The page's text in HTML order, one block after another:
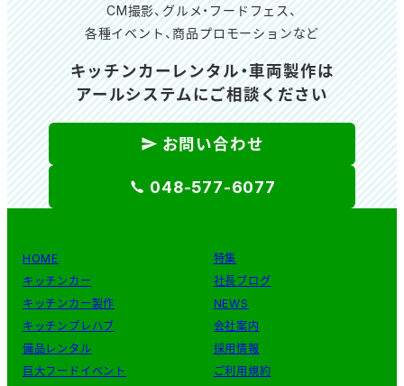
CM撮影、グルメ・フードフェス、
各種イベント、商品プロモーションなど
キッチンカーレンタル・車両製作は
アールシステムにご相談ください
お問い合わせ
048-577-6077
HOME
キッチンカー
キッチンカー製作
キッチンプレハブ
備品レンタル
巨大フードイベント
特集
社長ブログ
NEWS
会社案内
採用情報
ご利用規約